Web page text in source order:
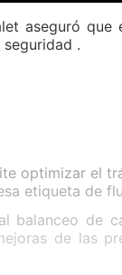
aseguró que
.
optimizar el
etiqueta de
balanceo de
de las